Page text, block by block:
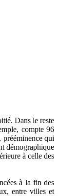
Dans le reste
compte 96
prééminence qui
démographique
à celle des
à la fin des
entre villes et